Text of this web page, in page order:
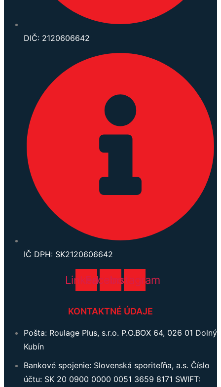
DIČ: 2120606642
IČ DPH: SK2120606642
LinkedinFacebookInstagram
KONTAKTNÉ ÚDAJE
Pošta: Roulage Plus, s.r.o. P.O.BOX 64, 026 01 Dolný
Kubín
Bankové spojenie: Slovenská sporiteľňa, a.s. Číslo
účtu: SK 20 0900 0000 0051 3659 8171 SWIFT: